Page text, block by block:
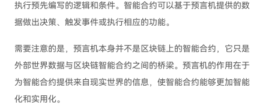
执行预先编写的逻辑和条件。智能合约可以基于预言机提供的数
据做出决策、触发事件或执行相应的功能。
需要注意的是，预言机本身并不是区块链上的智能合约，它只是
外部世界数据与区块链智能合约之间的桥梁。预言机的作用在于
为智能合约提供来自现实世界的信息，使智能合约能够更加智能
化和实用化。